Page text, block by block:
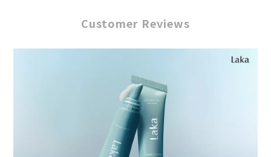
Customer Reviews